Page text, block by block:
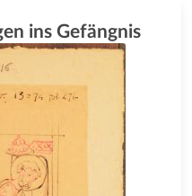
ins Gefängnis